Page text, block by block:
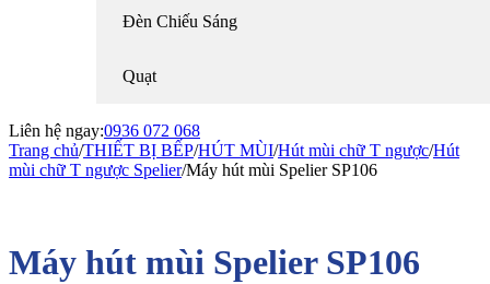
Đèn Chiếu Sáng
Quạt
Liên hệ ngay:0936 072 068
Trang chủ/THIẾT BỊ BẾP/HÚT MÙI/Hút mùi chữ T ngược/Hút
mùi chữ T ngược Spelier/Máy hút mùi Spelier SP106
Máy hút mùi Spelier SP106